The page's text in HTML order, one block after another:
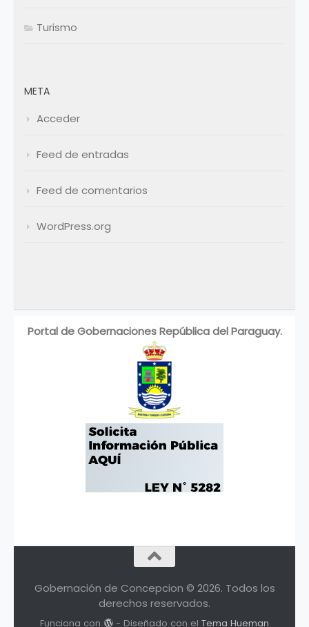
Turismo
META
Acceder
Feed de entradas
Feed de comentarios
WordPress.org
Portal de Gobernaciones República del Paraguay.
Gobernación de Concepcion © 2026. Todos los
derechos reservados.
Funciona con - Diseñado con el Tema Hueman